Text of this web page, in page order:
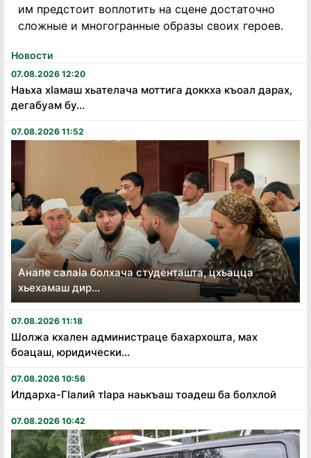
Новости
07.08.2026 12:20
Наьха хӏамаш хьателача моттига доккха къоал дарах,
дегабуам бу...
07.08.2026 11:52
Анапе салаӏа болхача студенташта, цхьацца
хьехамаш дир...
07.08.2026 11:18
Шолжа кхален администраце бахархошта, мах
боацаш, юридически...
07.08.2026 10:56
Илдарха-Гӏалий тӏара наькъаш тоадеш ба болхлой
07.08.2026 10:42
им предстоит воплотить на сцене достаточно
сложные и многогранные образы своих героев.